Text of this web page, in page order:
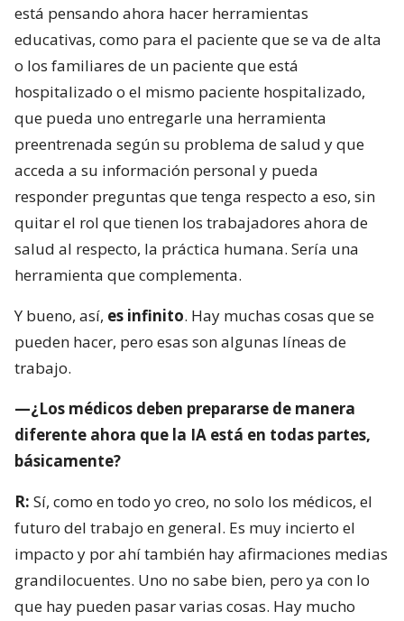
está pensando ahora hacer herramientas
educativas, como para el paciente que se va de alta
o los familiares de un paciente que está
hospitalizado o el mismo paciente hospitalizado,
que pueda uno entregarle una herramienta
preentrenada según su problema de salud y que
acceda a su información personal y pueda
responder preguntas que tenga respecto a eso, sin
quitar el rol que tienen los trabajadores ahora de
salud al respecto, la práctica humana. Sería una
herramienta que complementa.
Y bueno, así, es infinito. Hay muchas cosas que se
pueden hacer, pero esas son algunas líneas de
trabajo.
—¿Los médicos deben prepararse de manera
diferente ahora que la IA está en todas partes,
básicamente?
R: Sí, como en todo yo creo, no solo los médicos, el
futuro del trabajo en general. Es muy incierto el
impacto y por ahí también hay afirmaciones medias
grandilocuentes. Uno no sabe bien, pero ya con lo
que hay pueden pasar varias cosas. Hay mucho